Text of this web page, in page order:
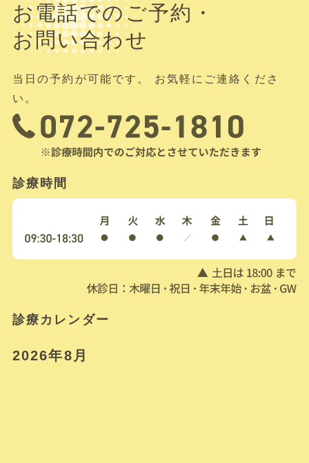
お電話でのご予約・
お問い合わせ
当日の予約が可能です。 お気軽にご連絡くださ
い。
診療時間
診療カレンダー
2026年8月